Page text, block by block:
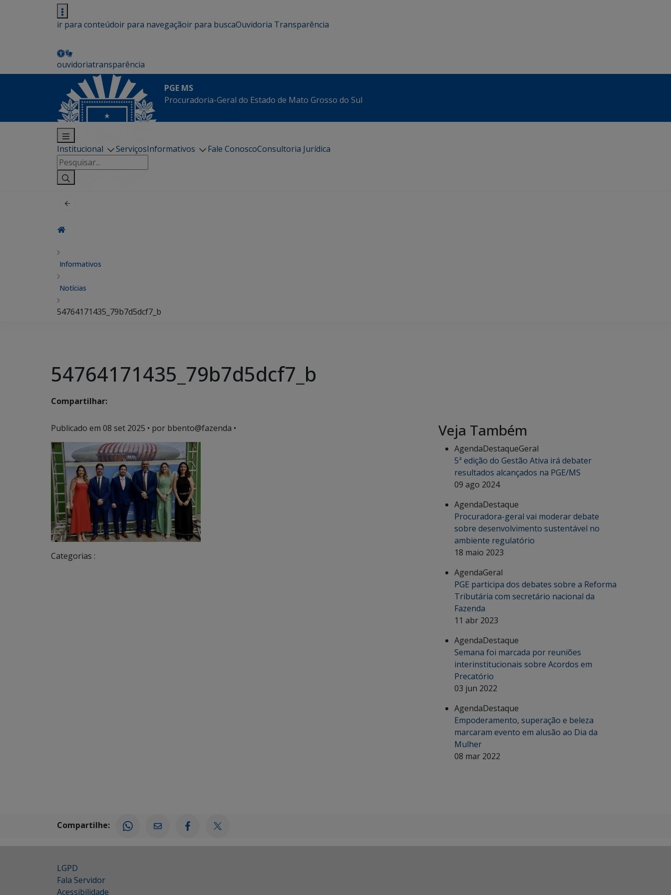
ir para conteúdoir para navegaçãoir para buscaOuvidoria Transparência
ouvidoriatransparência
PGE MS
Procuradoria-Geral do Estado de Mato Grosso do Sul
Institucional ServiçosInformativos Fale ConoscoConsultoria Jurídica
Pesquisar
por:
Informativos
Notícias
54764171435_79b7d5dcf7_b
54764171435_79b7d5dcf7_b
Compartilhar:
Publicado em 08 set 2025 • por bbento@fazenda •
Categorias :
Veja Também
AgendaDestaqueGeral
5ª edição do Gestão Ativa irá debater
resultados alcançados na PGE/MS
09 ago 2024
AgendaDestaque
Procuradora-geral vai moderar debate
sobre desenvolvimento sustentável no
ambiente regulatório
18 maio 2023
AgendaGeral
PGE participa dos debates sobre a Reforma
Tributária com secretário nacional da
Fazenda
11 abr 2023
AgendaDestaque
Semana foi marcada por reuniões
interinstitucionais sobre Acordos em
Precatório
03 jun 2022
AgendaDestaque
Empoderamento, superação e beleza
marcaram evento em alusão ao Dia da
Mulher
08 mar 2022
Compartilhe:
LGPD
Fala Servidor
Acessibilidade